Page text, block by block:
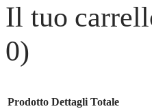
Il tuo
0)
Prodotto Dettagli Totale